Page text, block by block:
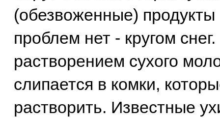
(обезвоженные)
проблем нет - кругом
растворением сухого
слипается в комки,
растворить. Известные